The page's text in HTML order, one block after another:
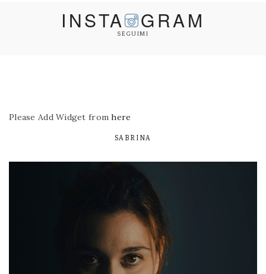
INSTA GRAM
SEGUIMI
Please Add Widget fromhere
SABRINA